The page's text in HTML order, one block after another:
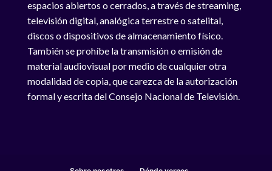
espacios abiertos o cerrados, a través de streaming,
televisión digital, analógica terrestre o satelital,
discos o dispositivos de almacenamiento físico.
También se prohíbe la transmisión o emisión de
material audiovisual por medio de cualquier otra
modalidad de copia, que carezca de la autorización
formal y escrita del Consejo Nacional de Televisión.